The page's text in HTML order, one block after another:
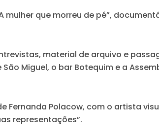
que morreu de pé”,
material de arquivo e
Miguel, o bar Botequim e a
Fernanda Polacow, com o artista
representações”.